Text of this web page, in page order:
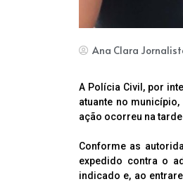
Ana Clara
A Polícia Civil, por
atuante no
ação ocorreu na
Conforme as
expedido contra o
indicado e, ao